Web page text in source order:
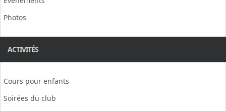
Photos
ACTIVITÉS
Cours pour enfants
Soirées du club